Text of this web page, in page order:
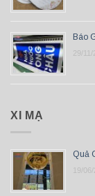
Báo
29/11/
XI MẠ
Quả
19/06/